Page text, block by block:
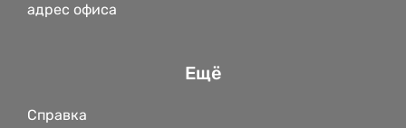
адрес офиса
Ещё
Справка